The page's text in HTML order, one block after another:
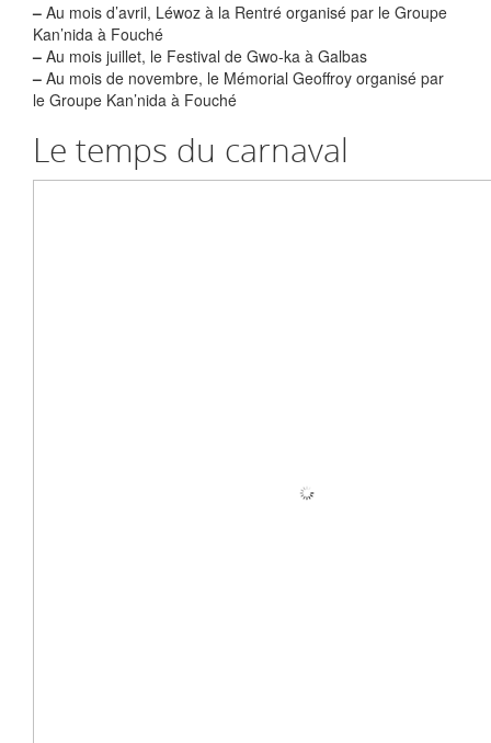
– Au mois d’avril, Léwoz à la Rentré organisé par le Groupe
Kan’nida à Fouché
– Au mois juillet, le Festival de Gwo-ka à Galbas
– Au mois de novembre, le Mémorial Geoffroy organisé par
le Groupe Kan’nida à Fouché
Le temps du carnaval